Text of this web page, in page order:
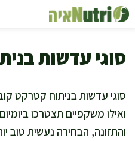
לדלג
לתוכן
סוגי עדשות
סוגי עדשות בניתוח קטרקט
ואילו משקפיים תצטרכו
והתזונה, הבחירה נעשית טוב